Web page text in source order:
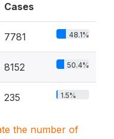
Cases
7781 48.1%
8152 50.4%
235 1.5%
the number of